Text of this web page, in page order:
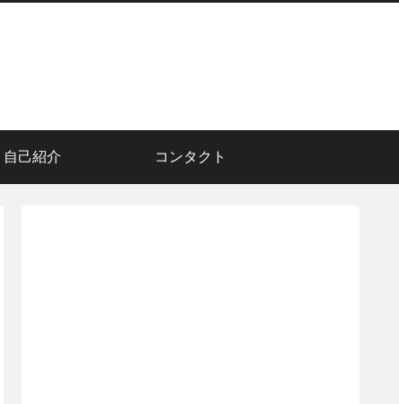
自己紹介 コンタクト